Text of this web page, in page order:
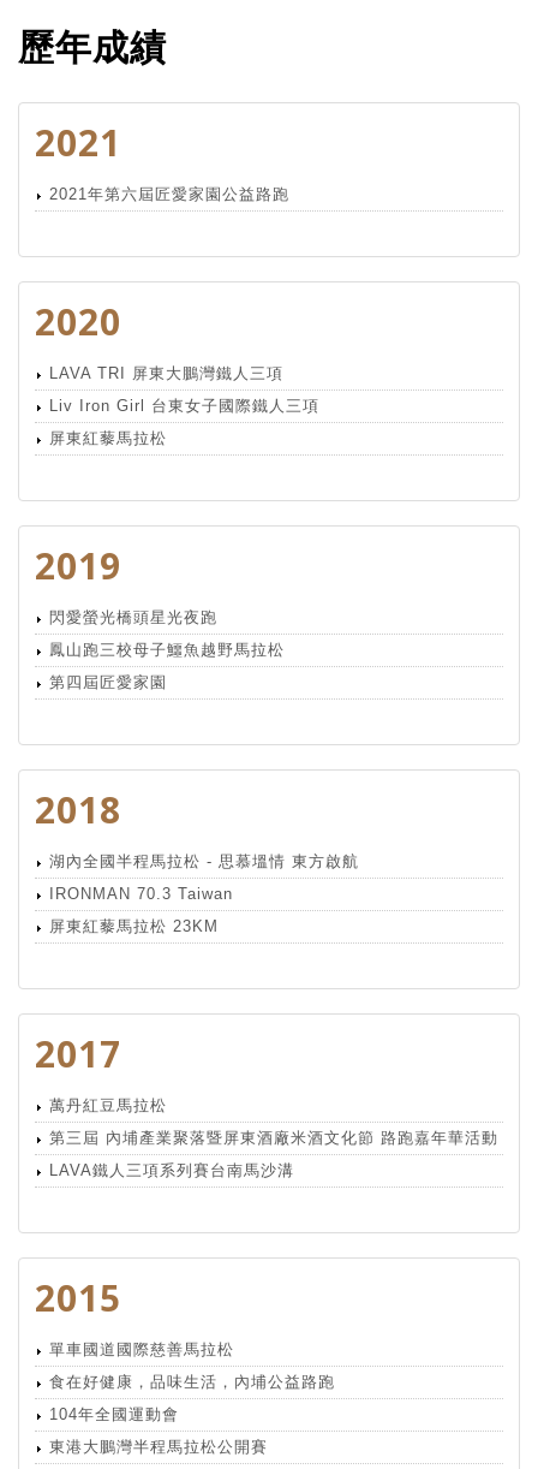
歷年成績
2021
2021年第六屆匠愛家園公益路跑
2020
LAVA TRI 屏東大鵬灣鐵人三項
Liv Iron Girl 台東女子國際鐵人三項
屏東紅藜馬拉松
2019
閃愛螢光橋頭星光夜跑
鳳山跑三校母子鱷魚越野馬拉松
第四屆匠愛家園
2018
湖內全國半程馬拉松 - 思慕塭情 東方啟航
IRONMAN 70.3 Taiwan
屏東紅藜馬拉松 23KM
2017
萬丹紅豆馬拉松
第三屆 內埔產業聚落暨屏東酒廠米酒文化節 路跑嘉年華活動
LAVA鐵人三項系列賽台南馬沙溝
2015
單車國道國際慈善馬拉松
食在好健康，品味生活，內埔公益路跑
104年全國運動會
東港大鵬灣半程馬拉松公開賽